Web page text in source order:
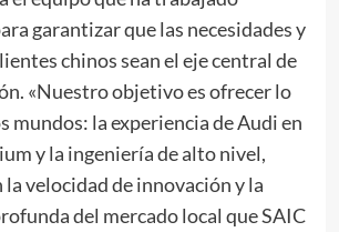
garantizar que las necesidades y
chinos sean el eje central de
«Nuestro objetivo es ofrecer lo
mundos: la experiencia de Audi en
y la ingeniería de alto nivel,
velocidad de innovación y la
del mercado local que SAIC